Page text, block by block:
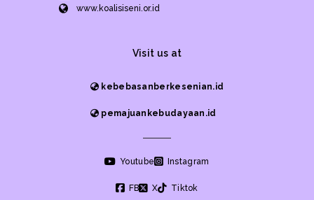
www.koalisiseni.or.id
Visit us at
kebebasanberkesenian.id
pemajuankebudayaan.id
Youtube Instagram
FB X Tiktok